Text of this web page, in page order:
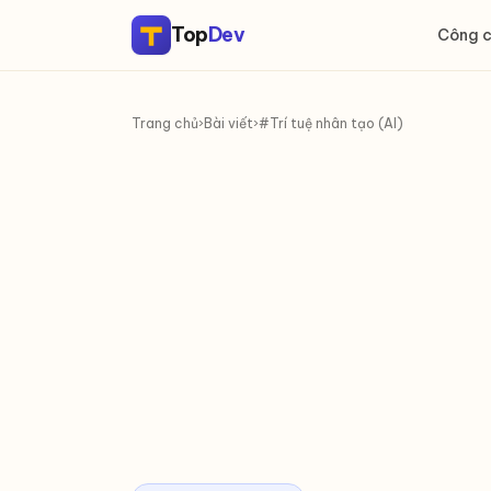
TopDev Công
Trang chủ› Bài viết›#Trí tuệ nhân tạo (AI)